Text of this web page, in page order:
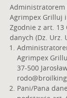
Administratorem
Agrimpex Grilluj
Zgodnie z art. 13
danych (Dz. Urz.
Agrimpex
37-500
Pani/Pana